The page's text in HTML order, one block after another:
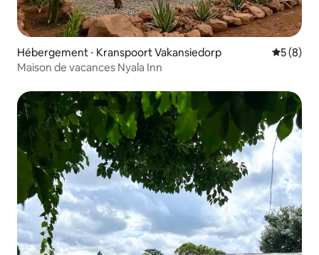
Hébergement ⋅ Kranspoort Vakansiedorp
5 (8)
Maison de vacances Nyala Inn